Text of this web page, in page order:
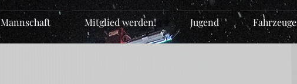
Mannschaft Mitglied werden! Jugend Fahrzeuge